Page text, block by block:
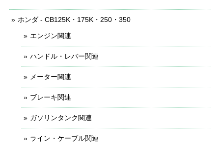
ホンダ - CB125K・175K・250・350
エンジン関連
ハンドル・レバー関連
メーター関連
ブレーキ関連
ガソリンタンク関連
ライン・ケーブル関連